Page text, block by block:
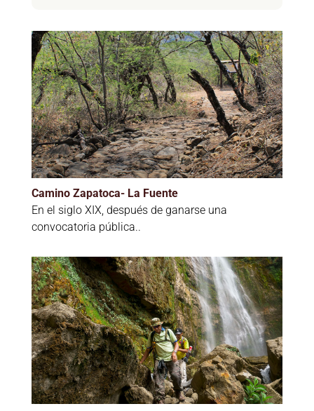
Camino Zapatoca- La Fuente
En el siglo XIX, después de ganarse una
convocatoria pública..